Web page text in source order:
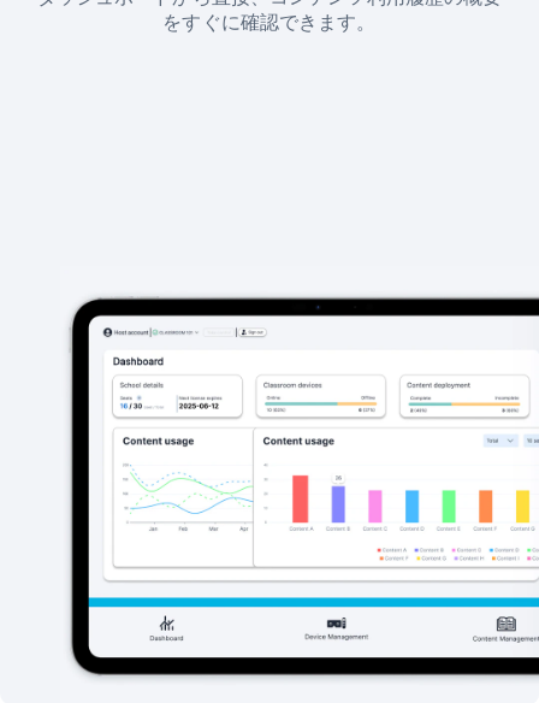
をすぐに確認できます。